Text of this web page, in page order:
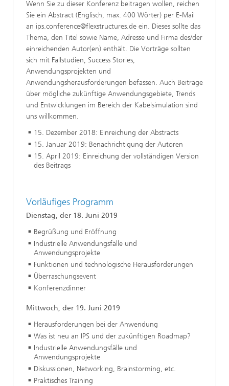
Wenn Sie zu dieser Konferenz beitragen wollen, reichen
Sie ein Abstract (Englisch, max. 400 Wörter) per E-Mail
an ips.conference@flexstructures.de ein. Dieses sollte das
Thema, den Titel sowie Name, Adresse und Firma des/der
einreichenden Autor(en) enthält. Die Vorträge sollten
sich mit Fallstudien, Success Stories,
Anwendungsprojekten und
Anwendungsherausforderungen befassen. Auch Beiträge
über mögliche zukünftige Anwendungsgebiete, Trends
und Entwicklungen im Bereich der Kabelsimulation sind
uns willkommen.
15. Dezember 2018: Einreichung der Abstracts
15. Januar 2019: Benachrichtigung der Autoren
15. April 2019: Einreichung der vollständigen Version
des Beitrags
Vorläufiges Programm
Dienstag, der 18. Juni 2019
Begrüßung und Eröffnung
Industrielle Anwendungsfälle und
Anwendungsprojekte
Funktionen und technologische Herausforderungen
Überraschungsevent
Konferenzdinner
Mittwoch, der 19. Juni 2019
Herausforderungen bei der Anwendung
Was ist neu an IPS und der zukünftigen Roadmap?
Industrielle Anwendungsfälle und
Anwendungsprojekte
Diskussionen, Networking, Brainstorming, etc.
Praktisches Training